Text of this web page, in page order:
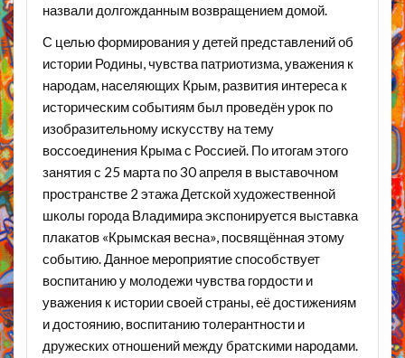
назвали долгожданным возвращением домой.
С целью формирования у детей представлений об
истории Родины, чувства патриотизма, уважения к
народам, населяющих Крым, развития интереса к
историческим событиям был проведён урок по
изобразительному искусству на тему
воссоединения Крыма с Россией. По итогам этого
занятия с 25 марта по 30 апреля в выставочном
пространстве 2 этажа Детской художественной
школы города Владимира экспонируется выставка
плакатов «Крымская весна», посвящённая этому
событию. Данное мероприятие способствует
воспитанию у молодежи чувства гордости и
уважения к истории своей страны, её достижениям
и достоянию, воспитанию толерантности и
дружеских отношений между братскими народами.